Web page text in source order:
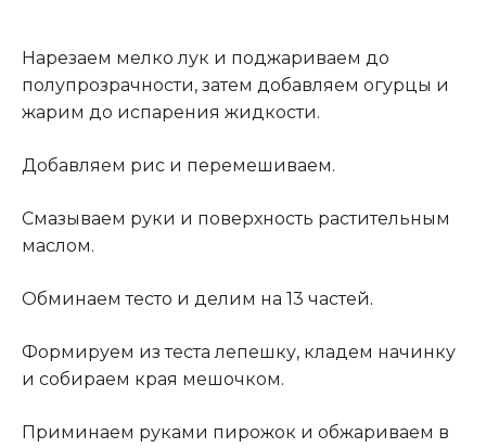
Нарезаем мелко лук и поджариваем до
полупрозрачности, затем добавляем огурцы и
жарим до испарения жидкости.
Добавляем рис и перемешиваем.
Смазываем руки и поверхность растительным
маслом.
Обминаем тесто и делим на 13 частей.
Формируем из теста лепешку, кладем начинку
и собираем края мешочком.
Приминаем руками пирожок и обжариваем в